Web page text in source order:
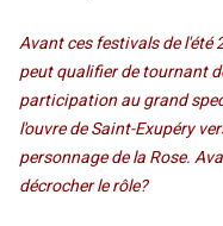
Avant ces festivals de l'été
peut qualifier de tournant
participation au grand
l'ouvre de Saint-Exupéry
personnage de la Rose.
décrocher le rôle?